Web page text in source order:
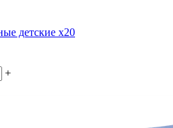
детские x20
+